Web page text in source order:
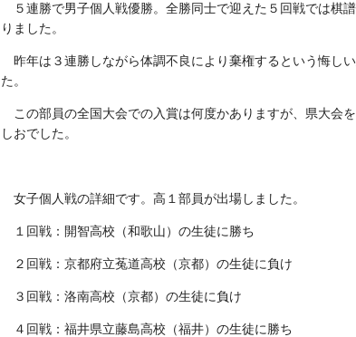
５連勝で男子個人戦優勝。全勝同士で迎えた５回戦では棋
りました。
昨年は３連勝しながら体調不良により棄権するという悔し
た。
この部員の全国大会での入賞は何度かありますが、県大会
しおでした。
女子個人戦の詳細です。高１部員が出場しました。
１回戦：開智高校（和歌山）の生徒に勝ち
２回戦：京都府立菟道高校（京都）の生徒に負け
３回戦：洛南高校（京都）の生徒に負け
４回戦：福井県立藤島高校（福井）の生徒に勝ち